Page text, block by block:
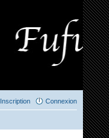
Connexion
Inscription